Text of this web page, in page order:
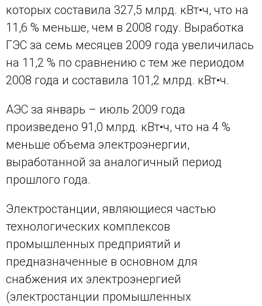
которых составила 327,5 млрд. кВт•ч, что на
11,6 % меньше, чем в 2008 году. Выработка
ГЭС за семь месяцев 2009 года увеличилась
на 11,2 % по сравнению с тем же периодом
2008 года и составила 101,2 млрд. кВт•ч.
АЭС за январь – июль 2009 года
произведено 91,0 млрд. кВт•ч, что на 4 %
меньше объема электроэнергии,
выработанной за аналогичный период
прошлого года.
Электростанции, являющиеся частью
технологических комплексов
промышленных предприятий и
предназначенные в основном для
снабжения их электроэнергией
(электростанции промышленных